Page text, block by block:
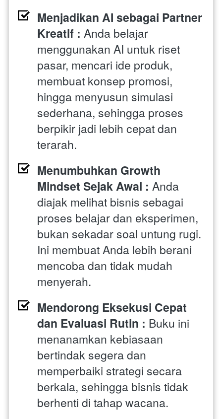
Menjadikan AI sebagai Partner
Kreatif : Anda belajar
menggunakan AI untuk riset
pasar, mencari ide produk,
membuat konsep promosi,
hingga menyusun simulasi
sederhana, sehingga proses
berpikir jadi lebih cepat dan
terarah.
Menumbuhkan Growth
Mindset Sejak Awal : Anda
diajak melihat bisnis sebagai
proses belajar dan eksperimen,
bukan sekadar soal untung rugi.
Ini membuat Anda lebih berani
mencoba dan tidak mudah
menyerah.
Mendorong Eksekusi Cepat
dan Evaluasi Rutin : Buku ini
menanamkan kebiasaan
bertindak segera dan
memperbaiki strategi secara
berkala, sehingga bisnis tidak
berhenti di tahap wacana.